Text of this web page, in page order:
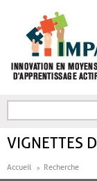
FORMULAIRE DE
VIGNETTES
Accueil Recherche